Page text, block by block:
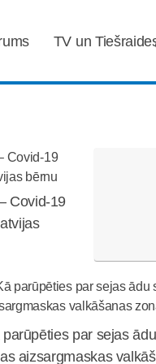
TV un
Covid-19
parūpēties par sejas ādu
aizsargmaskas